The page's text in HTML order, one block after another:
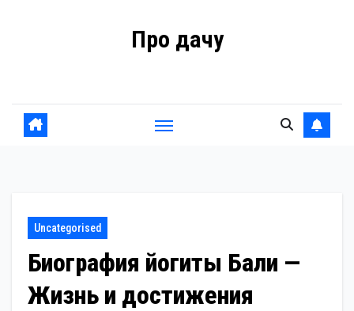
Про дачу
Uncategorised
Биография йогиты Бали —
Жизнь и достижения